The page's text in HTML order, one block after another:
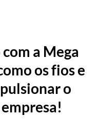
a Mega
os fios e
o